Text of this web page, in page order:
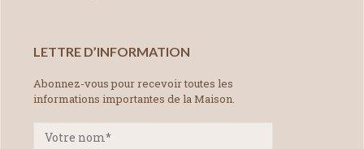
LETTRE D’INFORMATION
Abonnez-vous pour recevoir toutes les
informations importantes de la Maison.